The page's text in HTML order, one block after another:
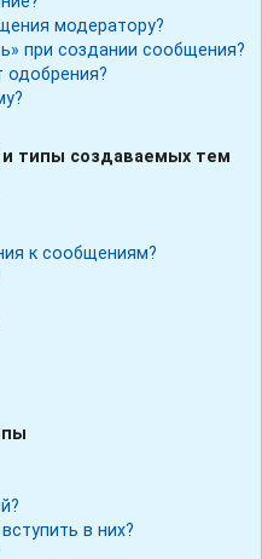
модератору?
при создании сообщения?
одобрения?
типы создаваемых тем
к сообщениям?
в них?